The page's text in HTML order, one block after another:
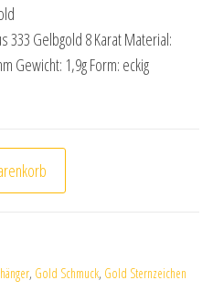
333 Gelbgold 8 Karat Material:
Gewicht: 1,9g Form: eckig
aus 333 Gelbgold
, Gold Schmuck, Gold Sternzeichen